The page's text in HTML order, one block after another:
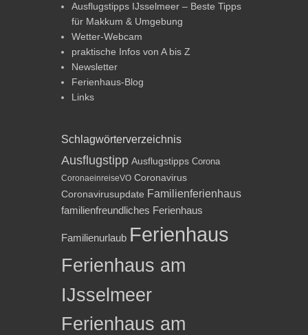
Ausflugstipps IJsselmeer – Beste Tipps
für Makkum & Umgebung
Wetter-Webcam
praktische Infos von A bis Z
Newsletter
Ferienhaus-Blog
Links
Schlagwörterverzeichnis
Ausflugstipp Ausflugstipps Corona
CoronaeinreiseVO Coronavirus
Coronavirusupdate Familienferienhaus
familienfreundliches Ferienhaus
Familienurlaub Ferienhaus
Ferienhaus am
IJsselmeer
Ferienhaus am